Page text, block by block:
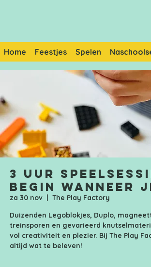
Home Feestjes Spelen
3 uur
Begin wanneer
za 30 nov
  |
The Play Factory
Duizenden Legoblokjes, Duplo,
treinsporen en gevarieerd
vol creativiteit en plezier. Bij The Play
altijd wat te beleven!